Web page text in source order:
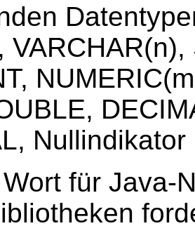
Nullindikator
für Java-